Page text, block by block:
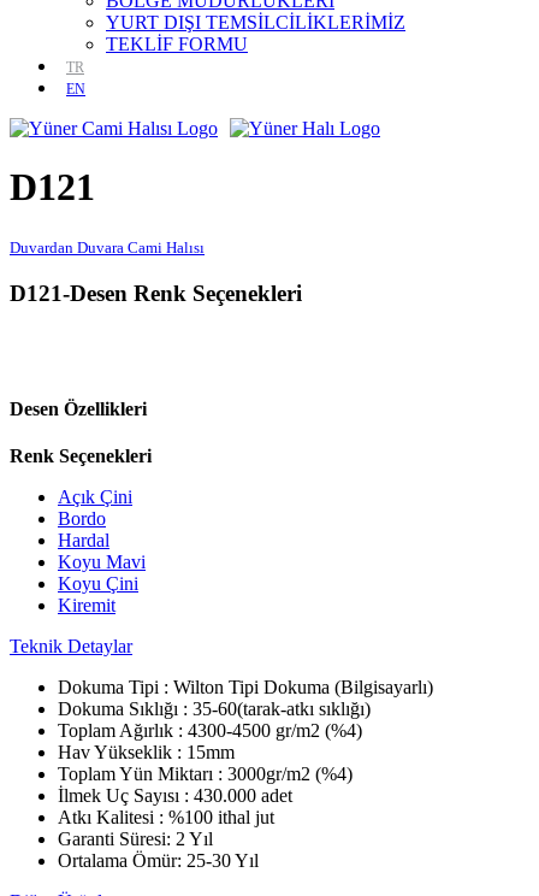
YURT DIŞI TEMSİLCİLİKLERİMİZ
TEKLİF FORMU
TR
EN
D121
Duvardan Duvara Cami Halısı
D121-Desen Renk Seçenekleri
Desen Özellikleri
Renk Seçenekleri
Açık Çini
Bordo
Hardal
Koyu Mavi
Koyu Çini
Kiremit
Teknik Detaylar
Dokuma Tipi : Wilton Tipi Dokuma (Bilgisayarlı)
Dokuma Sıklığı : 35-60(tarak-atkı sıklığı)
Toplam Ağırlık : 4300-4500 gr/m2 (%4)
Hav Yükseklik : 15mm
Toplam Yün Miktarı : 3000gr/m2 (%4)
İlmek Uç Sayısı : 430.000 adet
Atkı Kalitesi : %100 ithal jut
Garanti Süresi: 2 Yıl
Ortalama Ömür: 25-30 Yıl